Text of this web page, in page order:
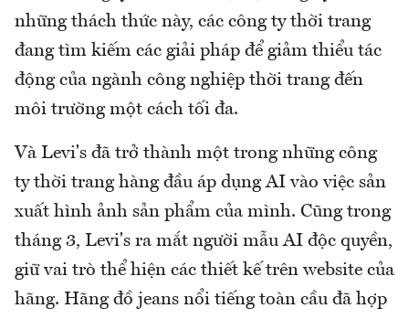
những thách thức này, các công ty thời trang
đang tìm kiếm các giải pháp để giảm thiểu tác
động của ngành công nghiệp thời trang đến
môi trường một cách tối đa.
Và Levi's đã trở thành một trong những công
ty thời trang hàng đầu áp dụng AI vào việc sản
xuất hình ảnh sản phẩm của mình. Cũng trong
tháng 3, Levi's ra mắt người mẫu AI độc quyền,
giữ vai trò thể hiện các thiết kế trên website của
hãng. Hãng đồ jeans nổi tiếng toàn cầu đã hợp